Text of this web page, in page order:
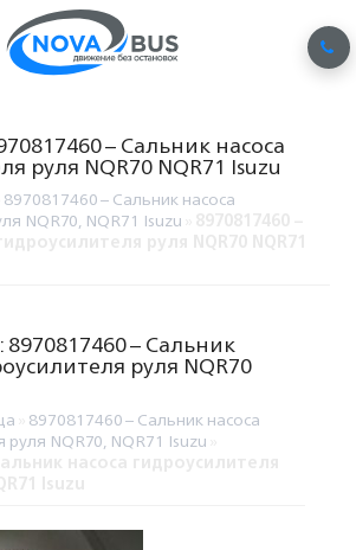
– Сальник насоса
руля NQR70 NQR71 Isuzu
8970817460 – Сальник насоса
NQR70, NQR71 Isuzu
– Сальник
руля NQR70
8970817460 – Сальник насоса
NQR70, NQR71 Isuzu